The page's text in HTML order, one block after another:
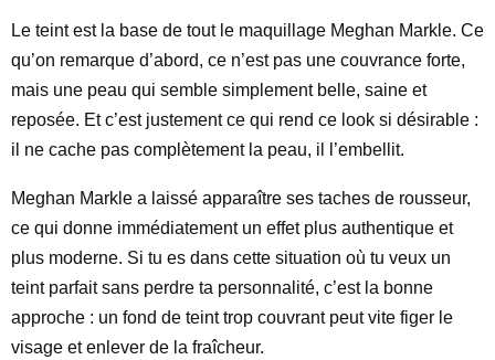
Le teint est la base de tout le maquillage Meghan Markle. Ce
qu’on remarque d’abord, ce n’est pas une couvrance forte,
mais une peau qui semble simplement belle, saine et
reposée. Et c’est justement ce qui rend ce look si désirable :
il ne cache pas complètement la peau, il l’embellit.
Meghan Markle a laissé apparaître ses taches de rousseur,
ce qui donne immédiatement un effet plus authentique et
plus moderne. Si tu es dans cette situation où tu veux un
teint parfait sans perdre ta personnalité, c’est la bonne
approche : un fond de teint trop couvrant peut vite figer le
visage et enlever de la fraîcheur.